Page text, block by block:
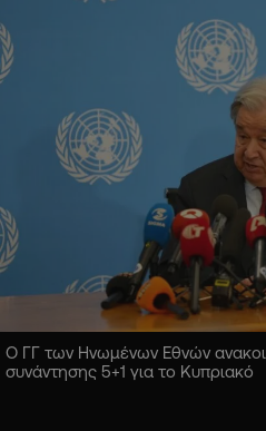
Ο ΓΓ των Ηνωμένων Εθνών
συνάντησης 5+1 για το Κυπριακό